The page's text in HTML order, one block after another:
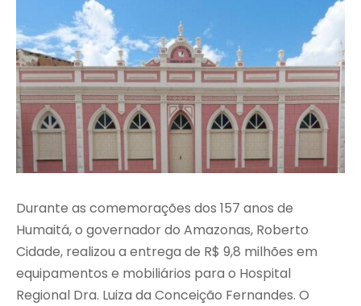
Durante as comemorações dos 157 anos de
Humaitá, o governador do Amazonas, Roberto
Cidade, realizou a entrega de R$ 9,8 milhões em
equipamentos e mobiliários para o Hospital
Regional Dra. Luiza da Conceição Fernandes. O